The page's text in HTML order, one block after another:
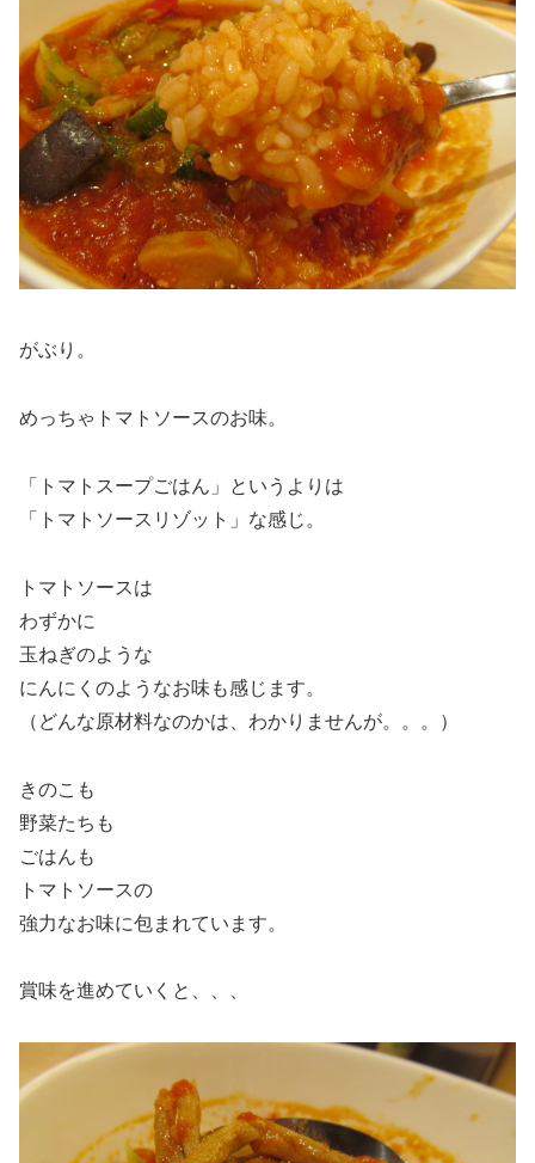
がぶり。
めっちゃトマトソースのお味。
「トマトスープごはん」というよりは
「トマトソースリゾット」な感じ。
トマトソースは
わずかに
玉ねぎのような
にんにくのようなお味も感じます。
（どんな原材料なのかは、わかりませんが。。。）
きのこも
野菜たちも
ごはんも
トマトソースの
強力なお味に包まれています。
賞味を進めていくと、、、